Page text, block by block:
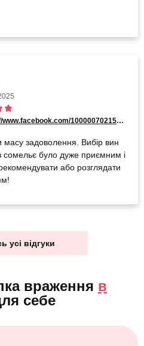
https://www.facebook.com/100000702151694
задоволення. Вибір вин
сомельє було дуже приємним і
або розглядати
усі відгуки
враження в
себе